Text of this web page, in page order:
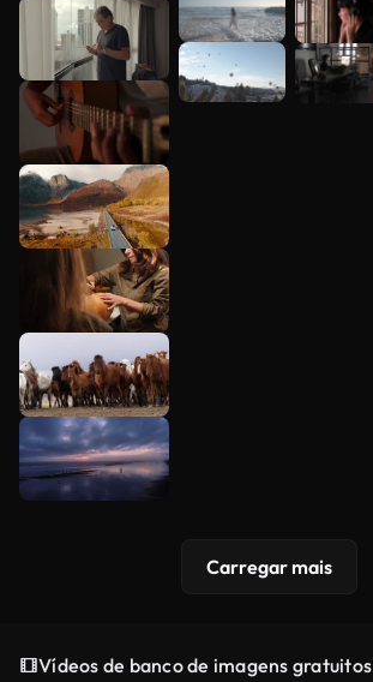
Carregar mais
Vídeos de banco de imagens gratuitos